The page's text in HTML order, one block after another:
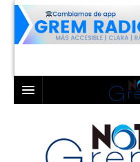
LAGUNA